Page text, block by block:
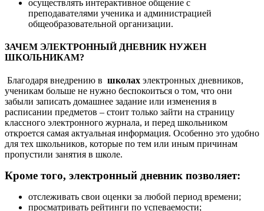
осуществлять интерактивное общение с
преподавателями ученика и администрацией
общеобразовательной организации.
ЗАЧЕМ ЭЛЕКТРОННЫЙ ДНЕВНИК НУЖЕН
ШКОЛЬНИКАМ?
Благодаря внедрению в школах электронных дневников,
ученикам больше не нужно беспокоиться о том, что они
забыли записать домашнее задание или изменения в
расписании предметов – стоит только зайти на страницу
классного электронного журнала, и перед школьником
откроется самая актуальная информация. Особенно это удобно
для тех школьников, которые по тем или иным причинам
пропустили занятия в школе.
Кроме того, электронный дневник позволяет:
отслеживать свои оценки за любой период времени;
просматривать рейтинги по успеваемости;